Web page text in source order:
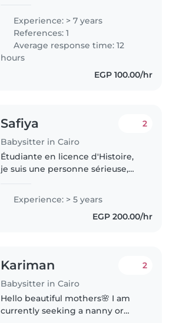
ready to resume work
immediately
Experience: > 7 years
References: 1
Average response time: 12
hours
EGP 100.00/hr
Safiya
Babysitter in Cairo
2
Étudiante en licence d'Histoire,
je suis une personne sérieuse,
deux petits frères, j'ai l'habitude
de m'occuper d'enfants au
quotidien et j'apprécie..
Experience: > 5 years
EGP 200.00/hr
Kariman
Babysitter in Cairo
2
Hello beautiful mothers🌸 I am
currently seeking a nanny or